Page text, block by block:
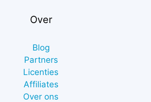
Over
Blog
Partners
Licenties
Affiliates
Over ons